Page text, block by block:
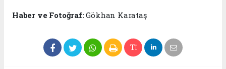
Haber ve Fotoğraf:Gökhan Karataş